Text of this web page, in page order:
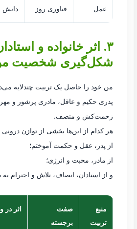
عمل
فناوری روز
دانش
۳. اثر خانواده و
شکل‌گیری شخصیت
من خود را حاصل یک تربیت چندلایه
پدری حکیم و عاقل، مادری پرشور و
زحمت‌کش و منصف.
هر کدام از این‌ها بخشی از توازن درونی
از پدر، عقل و حکمت آموختم؛
از مادر، محبت و انرژی؛
و از استادان، انصاف، تلاش و احترام
منبع
تربیت
صفت
برجسته
اثر در